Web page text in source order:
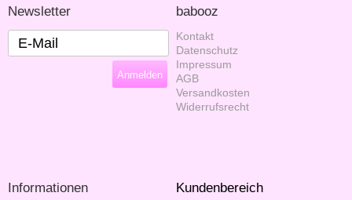
Newsletter babooz
Kontakt
Datenschutz
Impressum
AGB
Versandkosten
Widerrufsrecht
Informationen Kundenbereich